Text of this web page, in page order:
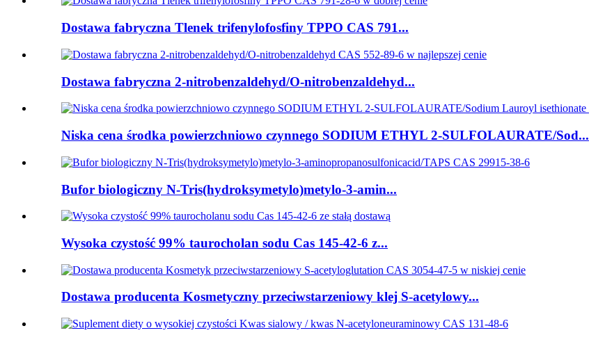
Dostawa fabryczna Tlenek trifenylofosfiny TPPO CAS 791...
Dostawa fabryczna 2-nitrobenzaldehyd/O-nitrobenzaldehyd...
Niska cena środka powierzchniowo czynnego SODIUM ETHYL 2-SULFOLAURATE/Sod...
Bufor biologiczny N-Tris(hydroksymetylo)metylo-3-amin...
Wysoka czystość 99% taurocholan sodu Cas 145-42-6 z...
Dostawa producenta Kosmetyczny przeciwstarzeniowy klej S-acetylowy...